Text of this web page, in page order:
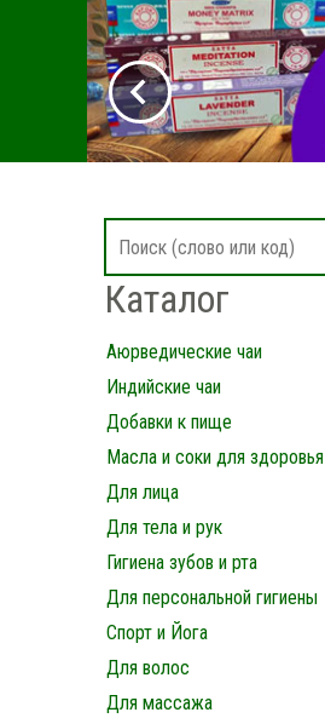
Каталог
Аюрведические чаи
Индийские чаи
Добавки к пище
Масла и соки для здоровья
Для лица
Для тела и рук
Гигиена зубов и рта
Для персональной гигиены
Спорт и Йога
Для волос
Для массажа